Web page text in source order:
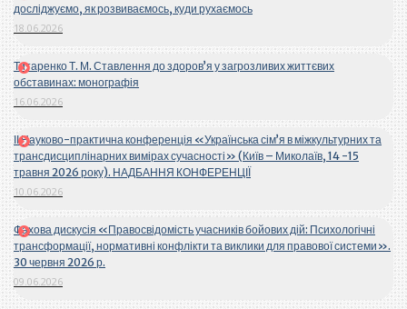
досліджуємо, як розвиваємось, куди рухаємось
18.06.2026
Титаренко Т. М. Ставлення до здоров’я у загрозливих життєвих
обставинах: монографія
16.06.2026
ІІ Науково-практична конференція «Українська сім’я в міжкультурних та
трансдисциплінарних вимірах сучасності» (Київ – Миколаїв, 14 -15
травня 2026 року). НАДБАННЯ КОНФЕРЕНЦІЇ
10.06.2026
Фахова дискусія «Правосвідомість учасників бойових дій: Психологічні
трансформації, нормативні конфлікти та виклики для правової системи».
30 червня 2026 р.
09.06.2026